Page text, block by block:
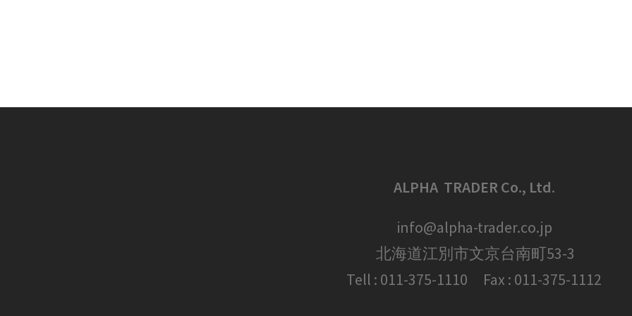
ALPHA TRADER Co., Ltd.
info@alpha-trader.co.jp
北海道江別市文京台南町53-3
Tell : 011-375-1110 Fax : 011-375-1112